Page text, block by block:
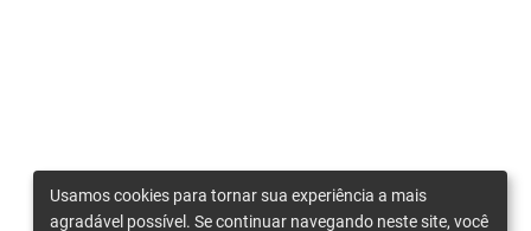
Usamos cookies para tornar sua experiência a mais
agradável possível. Se continuar navegando neste site, você